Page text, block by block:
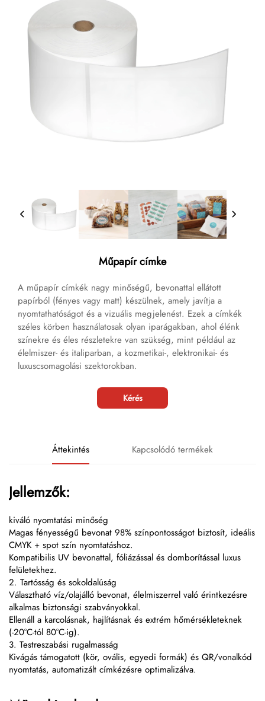
Műpapír címke
A műpapír címkék nagy minőségű, bevonattal ellátott
papírból (fényes vagy matt) készülnek, amely javítja a
nyomtathatóságot és a vizuális megjelenést. Ezek a címkék
széles körben használatosak olyan iparágakban, ahol élénk
színekre és éles részletekre van szükség, mint például az
élelmiszer- és italiparban, a kozmetikai-, elektronikai- és
luxuscsomagolási szektorokban.
Kérés
Áttekintés Kapcsolódó termékek
Jellemzők:
kiváló nyomtatási minőség
Magas fényességű bevonat 98% színpontosságot biztosít, ideális
CMYK + spot szín nyomtatáshoz.
Kompatibilis UV bevonattal, fóliázással és domborítással luxus
felületekhez.
2. Tartósság és sokoldalúság
Választható víz/olajálló bevonat, élelmiszerrel való érintkezésre
alkalmas biztonsági szabványokkal.
Ellenáll a karcolásnak, hajlításnak és extrém hőmérsékleteknek
(-20°C-tól 80°C-ig).
3. Testreszabási rugalmasság
Kivágás támogatott (kör, ovális, egyedi formák) és QR/vonalkód
nyomtatás, automatizált címkézésre optimalizálva.